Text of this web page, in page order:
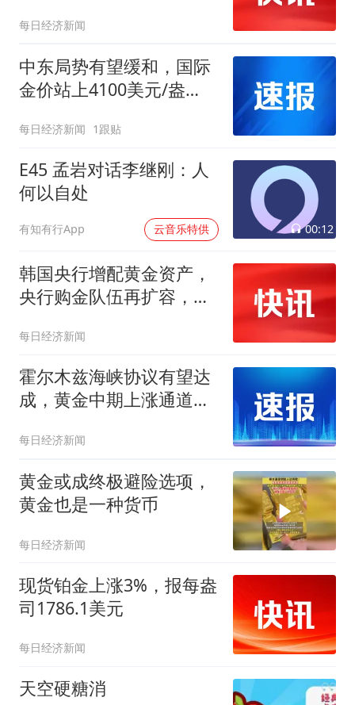
每日经济新闻
中东局势有望缓和，国际
金价站上4100美元/盎
（518680）涨超2.5%
每日经济新闻 1跟贴
E45 孟岩对话李继刚：人
何以自处
有知有行App 云音乐特供 00:12
韩国央行增配黄金资产，
央行购金队伍再扩容，持
势
每日经济新闻
霍尔木兹海峡协议有望达
成，黄金中期上涨通道或
每日经济新闻
黄金或成终极避险选项，
黄金也是一种货币
每日经济新闻
现货铂金上涨3%，报每盎
司1786.1美元
每日经济新闻
天空硬糖消